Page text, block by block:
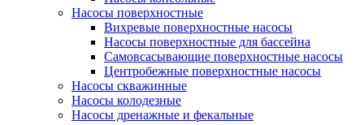
Насосы поверхностные
Вихревые поверхностные насосы
Насосы поверхностные для бассейна
Самовсасывающие поверхностные насосы
Центробежные поверхностные насосы
Насосы скважинные
Насосы колодезные
Насосы дренажные и фекальные